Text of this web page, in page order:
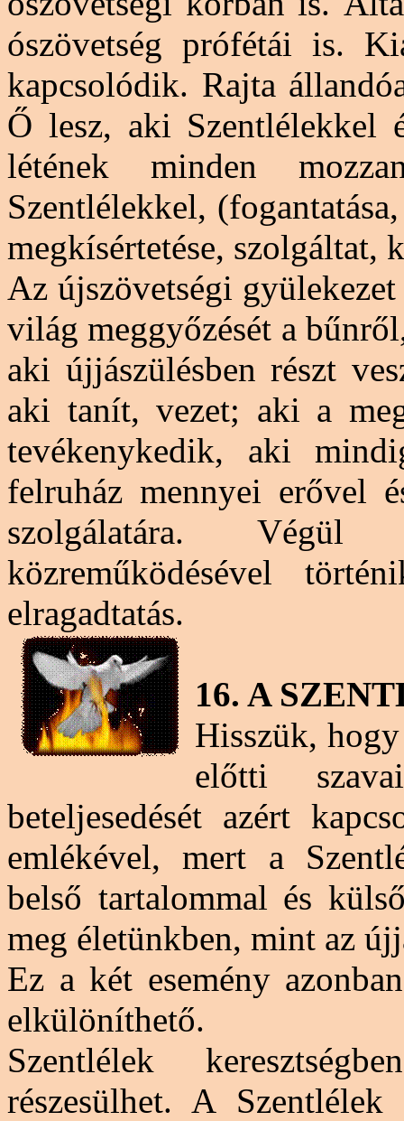
ószövetség prófétái is.
kapcsolódik. Rajta
Ő lesz, aki Szentlélekkel
létének minden
Szentlélekkel,
megkísértetése, szolgáltat,
Az újszövetségi
világ meggyőzését a
aki újjászülésben részt
aki tanít, vezet; aki a
tevékenykedik, aki
felruház mennyei erővel
szolgálatára.
közreműködésével
elragadtatás.
16. A
Hisszük,
előtti
beteljesedését azért
emlékével, mert a
belső tartalommal és
meg életünkben, mint az
Ez a két esemény
elkülöníthető.
Szentlélek
részesülhet. A